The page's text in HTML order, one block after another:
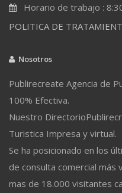
Horario de trabajo :
POLITICA DE
Nosotros
Publirecreate Agencia de
100% Efectiva.
Nuestro
Turistica Impresa y virtual.
Se ha posicionado en los
de consulta comercial más
mas de 18.000 visitantes